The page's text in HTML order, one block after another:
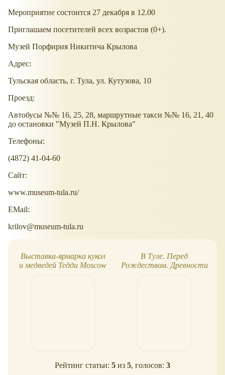
Мероприятие состоится 27 декабря в 12.00
Приглашаем посетителей всех возрастов (0+).
Музей Порфирия Никитича Крылова
Адрес:
Тульская область, г. Тула, ул. Кутузова, 10
Проезд:
Автобусы №№ 16, 25, 28, маршрутные такси №№ 16, 21, 40
до остановки "Музей П.Н. Крылова"
Телефоны:
(4872) 41-04-60
Сайт:
www.museum-tula.ru/
EMail:
krilov@museum-tula.ru
Выставка-ярмарка кукол
и медведей Тедди Moscow
В Туле. Перед
Рождеством. Древности
Рейтинг статьи: 5 из 5, голосов: 3